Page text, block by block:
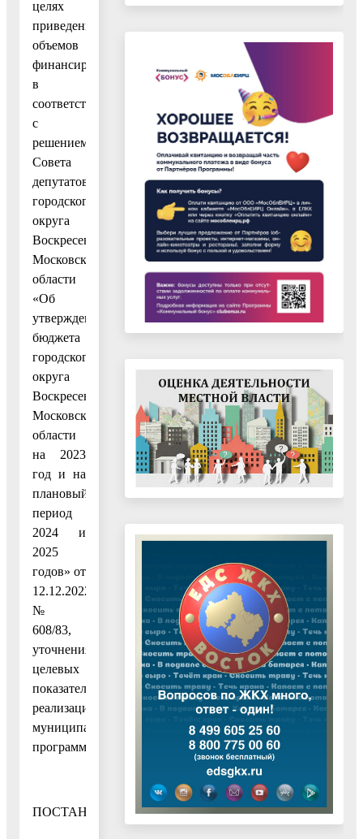
целях
приведения
объемов
финансирования
в
соответствие
с
решением
Совета
депутатов
городского
округа
Воскресенск
Московской
области
«Об
утверждении
бюджета
городского
округа
Воскресенск
Московской
области
на 2023
год и на
плановый
период
2024 и
2025
годов» от
12.12.2022
№
608/83,
уточнения
целевых
показателей
реализации
муниципальной
программы
ПОСТАНОВЛЯЮ: